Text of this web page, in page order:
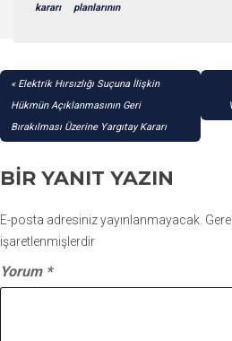
kararı planlarının
YAZI
GEZINMESI
Elektrik Hırsızlığı Suçuna İlişkin
Hükmün Açıklanmasının Geri
Bırakılması Üzerine Yargıtay Kararı
BIR YANIT YAZIN
E-posta adresiniz yayınlanmayacak.
işaretlenmişlerdir
Yorum *